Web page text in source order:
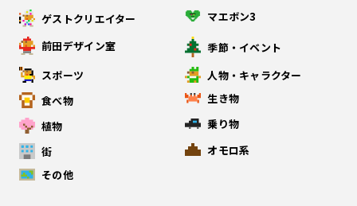
ゲストクリエイター
マエボン3
前田デザイン室
季節・イベント
スポーツ
人物・キャラクター
食べ物
生き物
植物
乗り物
街
オモロ系
その他